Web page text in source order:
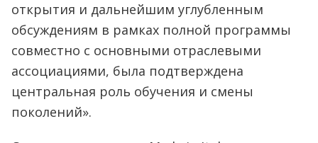
открытия и дальнейшим углубленным
обсуждениям в рамках полной программы
совместно с основными отраслевыми
ассоциациями, была подтверждена
центральная роль обучения и смены
поколений».